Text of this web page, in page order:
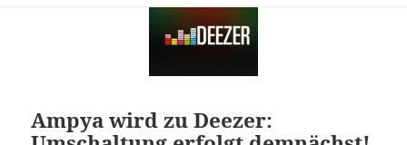
Ampya wird zu Deezer: